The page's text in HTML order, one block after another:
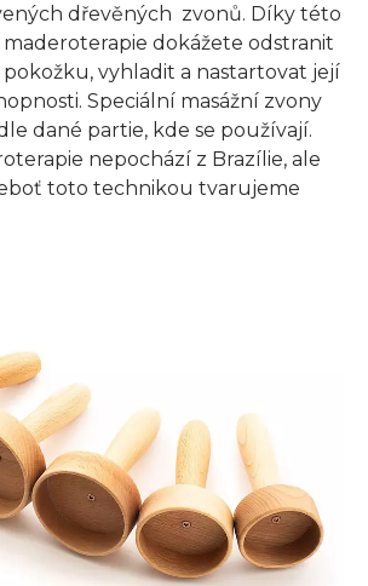
dřevěných zvonů. Díky této
dokážete odstranit
vyhladit a nastartovat její
Speciální masážní zvony
dané partie, kde se používají.
nepochází z Brazílie, ale
toto technikou tvarujeme